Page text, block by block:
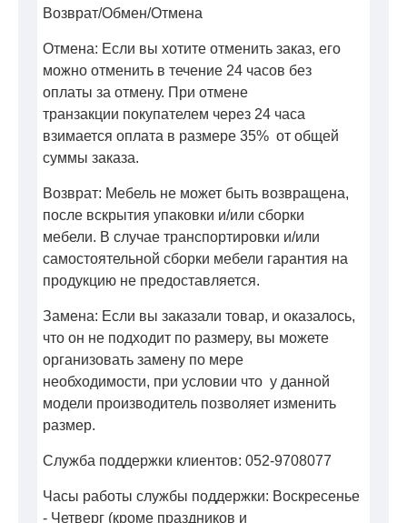
Возврат/Обмен/Отмена
Отмена: Если вы хотите отменить заказ, его
можно отменить в течение 24 часов без
оплаты за отмену. При отмене
транзакции покупателем через 24 часа
взимается оплата в размере 35% от общей
суммы заказа.
Возврат: Мебель не может быть возвращена,
после вскрытия упаковки и/или сборки
мебели. В случае транспортировки и/или
самостоятельной сборки мебели гарантия на
продукцию не предоставляется.
Замена: Если вы заказали товар, и оказалось,
что он не подходит по размеру, вы можете
организовать замену по мере
необходимости, при условии что у данной
модели производитель позволяет изменить
размер.
Служба поддержки клиентов: 052-9708077
Часы работы службы поддержки: Воскресенье
- Четверг (кроме праздников и